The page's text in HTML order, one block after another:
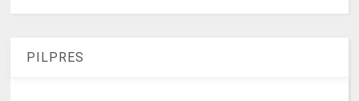
PILPRES